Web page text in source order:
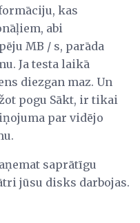
kas
abi
MB / s, parāda
Ja testa laikā
diezgan maz. Un
pogu Sākt, ir tikai
par vidējo
saprātīgu
jūsu disks darbojas.